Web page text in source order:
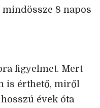
8 napos
figyelmet. Mert
is érthető, miről
évek óta